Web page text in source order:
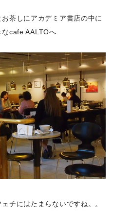
茶しにアカデミア書店の中に
なcafe AALTOへ
ェチにはたまらないですね。。